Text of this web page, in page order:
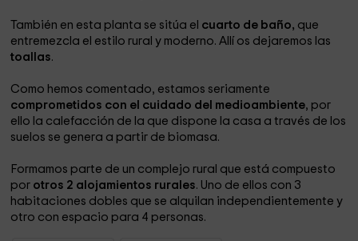
También en esta planta se sitúa el cuarto de baño, que
entremezcla el estilo rural y moderno. Allí os dejaremos las
toallas.
Como hemos comentado, estamos seriamente
comprometidos con el cuidado del medioambiente, por
ello la calefacción de la que dispone la casa a través de los
suelos se genera a partir de biomasa.
Formamos parte de un complejo rural que está compuesto
por otros 2 alojamientos rurales. Uno de ellos con 3
habitaciones dobles que se alquilan independientemente y
otro con espacio para 4 personas.